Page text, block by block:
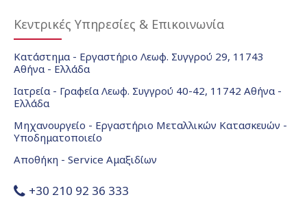
Κεντρικές Υπηρεσίες & Επικοινωνία
Κατάστημα - Εργαστήριο Λεωφ. Συγγρού 29, 11743
Αθήνα - Ελλάδα
Ιατρεία - Γραφεία Λεωφ. Συγγρού 40-42, 11742 Αθήνα -
Ελλάδα
Μηχανουργείο - Εργαστήριο Μεταλλικών Κατασκευών -
Υποδηματοποιείο
Αποθήκη - Service Αμαξιδίων
+30 210 92 36 333